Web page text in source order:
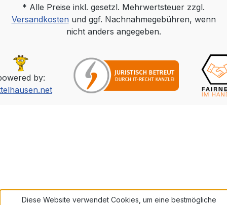
* Alle Preise inkl. gesetzl. Mehrwertsteuer zzgl.
Versandkostenund ggf. Nachnahmegebühren, wenn
nicht anders angegeben.
by:
Diese Website verwendet Cookies, um eine bestmögliche